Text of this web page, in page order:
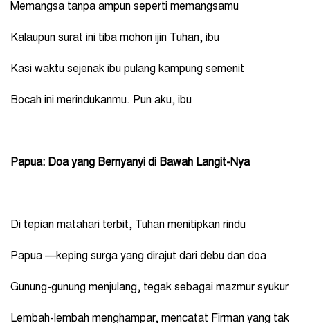
Memangsa tanpa ampun seperti memangsamu
Kalaupun surat ini tiba mohon ijin Tuhan, ibu
Kasi waktu sejenak ibu pulang kampung semenit
Bocah ini merindukanmu. Pun aku, ibu
Papua: Doa yang Bernyanyi di Bawah Langit-Nya
Di tepian matahari terbit, Tuhan menitipkan rindu
Papua —keping surga yang dirajut dari debu dan doa
Gunung-gunung menjulang, tegak sebagai mazmur syukur
Lembah-lembah menghampar, mencatat Firman yang tak